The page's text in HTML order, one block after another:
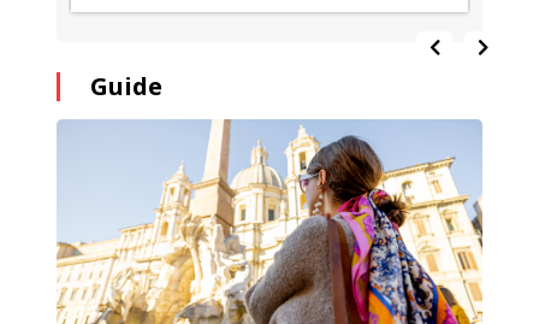
Guide